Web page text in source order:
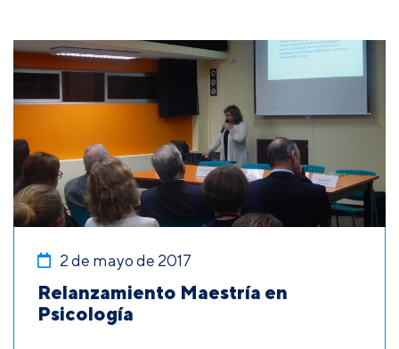
2 de mayo de 2017
Relanzamiento Maestría en
Psicología